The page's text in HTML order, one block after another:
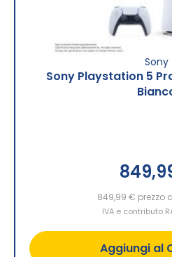
Sony
Sony Playstation 5
849,99 € prezzo
IVA e contributo
Aggiungi al